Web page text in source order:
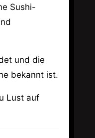
Sushi-
und die
bekannt ist.
Lust auf